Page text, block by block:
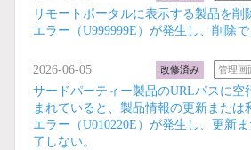
リモートポータルに表示する製品を削
エラー（U999999E）が発生し、削除で
2026-06-05 改修済み 管理画
サードパーティー製品のURLパスに空
まれていると、製品情報の更新または
エラー（U010220E）が発生し、更新
了しない。